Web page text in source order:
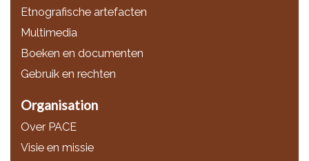
Etnografische artefacten
Multimedia
Boeken en documenten
Gebruik en rechten
Organisation
Over PACE
Visie en missie